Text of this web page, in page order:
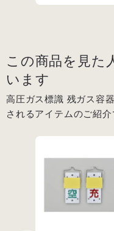
この商品を見た
います
高圧ガス標識 残ガス容
されるアイテムのご紹介